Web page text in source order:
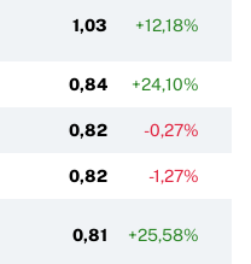
1,03 +12,18%
0,84 +24,10%
0,82 -0,27%
0,82 -1,27%
0,81 +25,58%